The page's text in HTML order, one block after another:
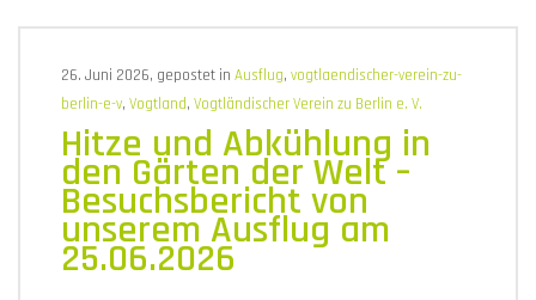
26. Juni 2026, gepostet in Ausflug, vogtlaendischer-verein-zu-
berlin-e-v, Vogtland, Vogtländischer Verein zu Berlin e. V.
Hitze und Abkühlung in
den Gärten der Welt –
Besuchsbericht von
unserem Ausflug am
25.06.2026